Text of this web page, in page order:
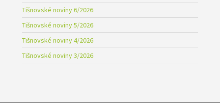
Tišnovské noviny 6/2026
Tišnovské noviny 5/2026
Tišnovské noviny 4/2026
Tišnovské noviny 3/2026